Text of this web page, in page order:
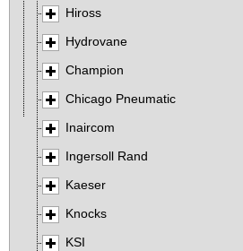
Hiross
Hydrovane
Champion
Chicago Pneumatic
Inaircom
Ingersoll Rand
Kaeser
Knocks
KSI